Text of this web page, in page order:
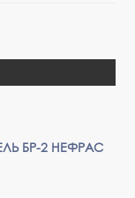
БР-2 НЕФРАС